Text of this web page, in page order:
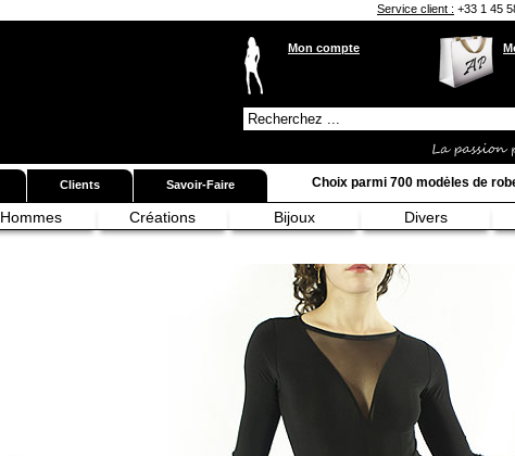
Service client : +33 1 45
Mon compte
Hommes Créations Bijoux Divers
Clients Savoir-Faire Choix parmi 700 modėles de